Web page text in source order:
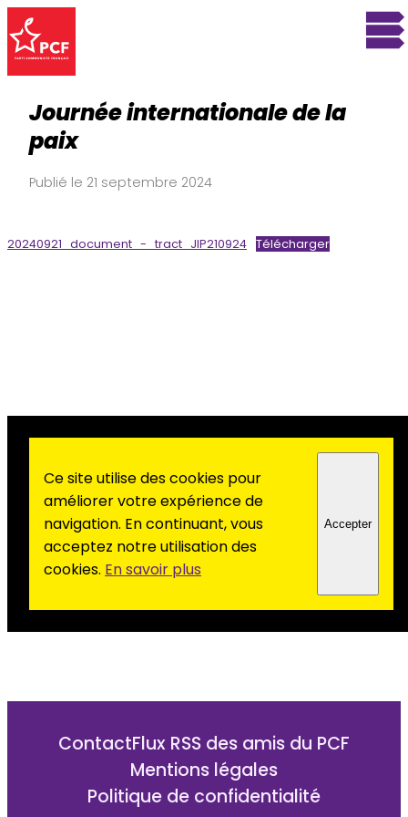
Journée internationale de la
paix
Publié le 21 septembre 2024
20240921_document_-_tract_JIP210924 Télécharger
Ce site utilise des cookies pour
améliorer votre expérience de
navigation. En continuant, vous
acceptez notre utilisation des
cookies. En savoir plus
Accepter
ContactFlux RSS des amis du PCF
Mentions légales
Politique de confidentialité